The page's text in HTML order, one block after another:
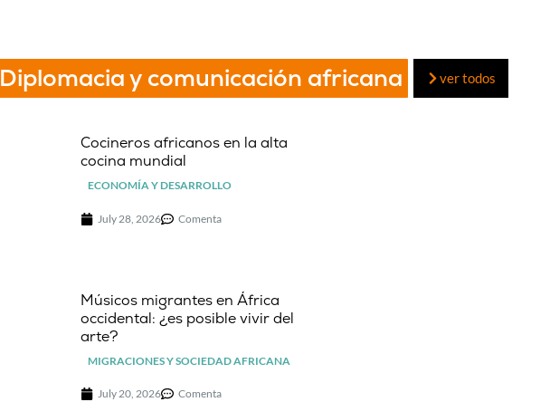
Diplomacia y comunicación africana ver todos
Cocineros africanos en la alta
cocina mundial
ECONOMÍA Y DESARROLLO
July 28, 2026 Comenta
Músicos migrantes en África
occidental: ¿es posible vivir del
arte?
MIGRACIONES Y SOCIEDAD AFRICANA
July 20, 2026 Comenta